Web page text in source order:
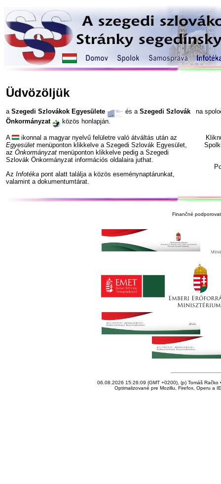
Üdvözöljük
a Szegedi Szlovákok Egyesülete és a Szegedi Szlovák
Önkormányzat
közös honlapján.
A
ikonnal a magyar nyelvű felületre való átváltás után az
Egyesület menüponton klikkelve a Szegedi Szlovák Egyesület,
az Önkormányzat menüponton klikkelve pedig a Szegedi
Szlovák Önkormányzat információs oldalaira juthat.
Az Infotéka pont alatt találja a közös eseménynaptárunkat,
valamint a dokumentumtárat.
na
Finančné
06.08.2026 15:26:09 (GMT +0200), (p) Tomáš Račko
Optimalizované pre Mozillu, Firefox, Operu a